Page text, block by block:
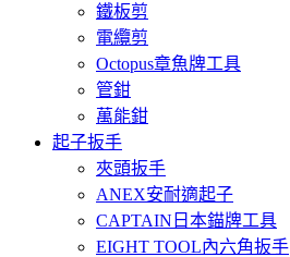
鐵板剪
電纜剪
Octopus章魚牌工具
管鉗
萬能鉗
起子扳手
夾頭扳手
ANEX安耐適起子
CAPTAIN日本錨牌工具
EIGHT TOOL內六角扳手